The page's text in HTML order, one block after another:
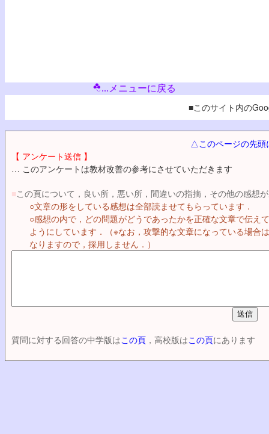
...メニューに戻る
■このサイト内の
△このページの先
【 アンケート送信 】
… このアンケートは教材改善の参考にさせていただきます
■この頁について，良い所，悪い所，間違いの指摘，その他の感想
○文章の形をしている感想は全部読ませてもらっています．
○感想の内で，どの問題がどうであったかを正確な文章で伝え
ようにしています．（※なお，攻撃的な文章になっている場合
なりますので，採用しません．）
質問に対する回答の中学版はこの頁 ，高校版はこの頁にあります